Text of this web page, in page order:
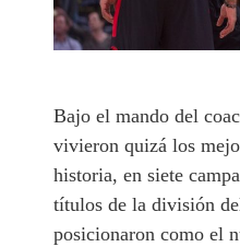
Bajo el mando del
vivieron quizá los
historia, en siete
títulos de la división
posicionaron como el